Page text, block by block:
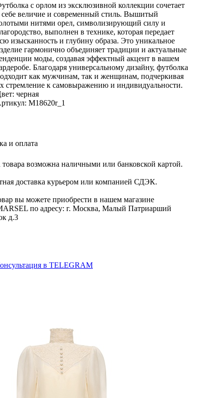
с орлом из эксклюзивной коллекции сочетает
себе величие и современный стиль. Вышитый
нитями орел, символизирующий силу и
выполнен в технике, которая передает
изысканность и глубину образа. Это уникальное
гармонично объединяет традиции и актуальные
моды, создавая эффектный акцент в вашем
Благодаря универсальному дизайну, футболка
как мужчинам, так и женщинам, подчеркивая
стремление к самовыражению и индивидуальности.
черная
M18620r_1
и оплата
товара возможна наличными или банковской картой.
доставка курьером или компанией СДЭК.
вы можете приобрести в нашем магазине
по адресу: г. Москва, Малый Патриарший
д.3
в TELEGRAM